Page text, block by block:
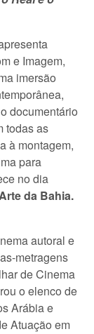
e Imagem,
imersão
documentário
todas as
à montagem,
para
no dia
da Bahia.
autoral e
metragens
de Cinema
o elenco de
Arábia e
Atuação em